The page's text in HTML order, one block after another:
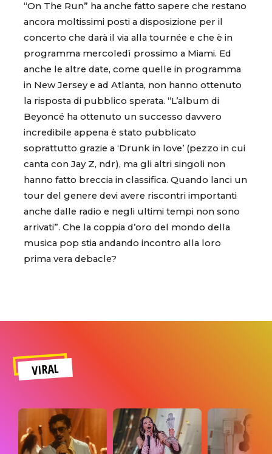
“On The Run” ha anche fatto sapere che restano
ancora moltissimi posti a disposizione per il
concerto che darà il via alla tournée e che è in
programma mercoledì prossimo a Miami. Ed
anche le altre date, come quelle in programma
in New Jersey e ad Atlanta, non hanno ottenuto
la risposta di pubblico sperata. “L’album di
Beyoncé ha ottenuto un successo davvero
incredibile appena è stato pubblicato
soprattutto grazie a ‘Drunk in love’ (pezzo in cui
canta con Jay Z, ndr), ma gli altri singoli non
hanno fatto breccia in classifica. Quando lanci un
tour del genere devi avere riscontri importanti
anche dalle radio e negli ultimi tempi non sono
arrivati”. Che la coppia d’oro del mondo della
musica pop stia andando incontro alla loro
prima vera debacle?
VIRAL